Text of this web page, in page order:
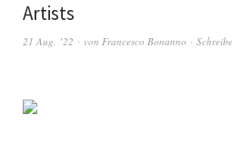
Artists
21 Aug. ’22 von Francesco Bonanno